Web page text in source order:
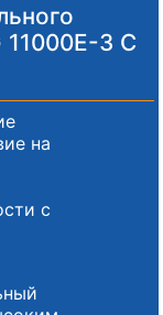
3 С
на
с